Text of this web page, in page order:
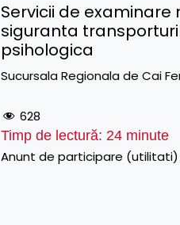
Servicii de
siguranta
psihologica
Sucursala Regionala de Cai
628
Timp de lectură: 24 minute
Anunt de participare (utilitati)